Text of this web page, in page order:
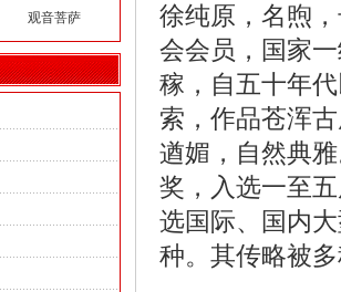
观音菩萨
徐纯原，名煦
会会员，国家
稼，自五十年
索，作品苍浑
遒媚，自然典
奖，入选一至
选国际、国内
种。其传略被